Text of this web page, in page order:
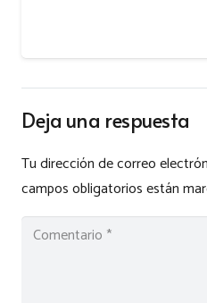
Deja una respuesta
Tu dirección de correo
campos obligatorios están